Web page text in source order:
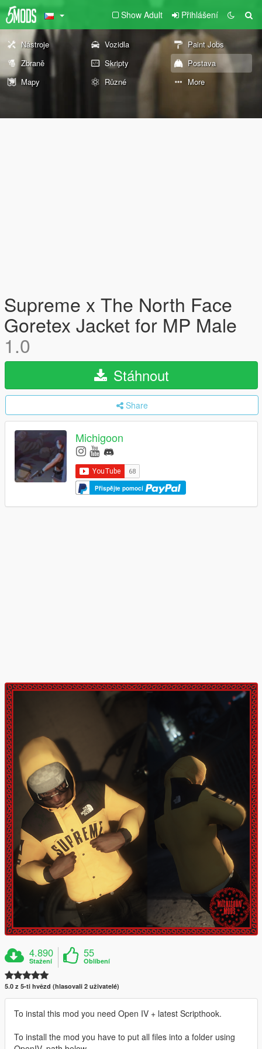
Show Adult Přihlášení
Nástroje Vozidla
Paint Jobs
Zbraně
Skripty
Postava
Mapy
Různé More
Supreme x The North Face
Goretex Jacket for MP Male
1.0
Stáhnout
Share
Michigoon
Přispějte pomocí
4.890
Stažení
55
Oblíbení
5.0 z 5-ti hvězd (hlasovali 2 uživatelé)
To instal this mod you need Open IV + latest Scripthook.
To install the mod you have to put all files into a folder using